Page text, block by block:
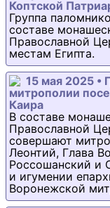
Коптской
Группа
составе
Православной
местам Египта.
15 мая 2025 •
митрополии
Каира
В составе
Православной
совершают
Леонтий, Глава
Россошанский и
и игумении
Воронежской